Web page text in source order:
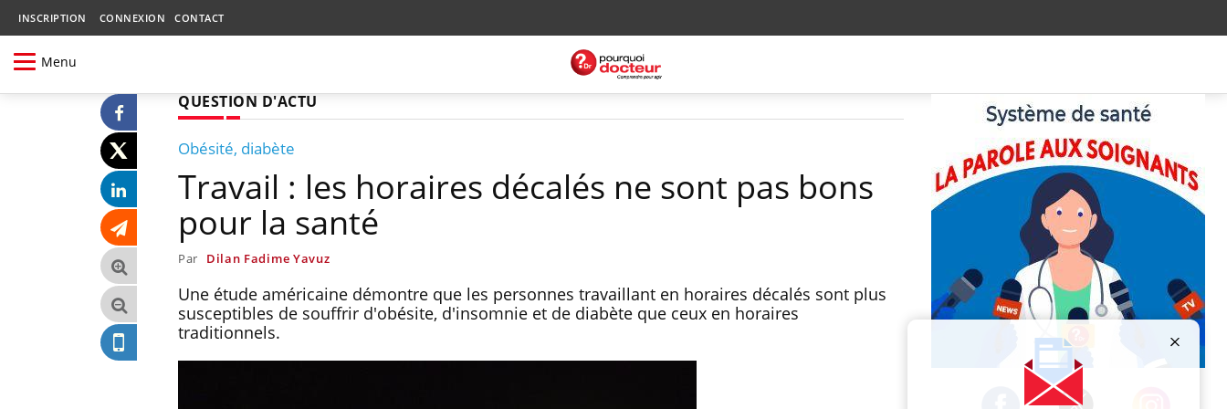
INSCRIPTION CONNEXION CONTACT
Menu
QUESTION D'ACTU
Obésité, diabète
Travail : les horaires décalés ne sont pas bons
pour la santé
Par Dilan Fadime Yavuz
Une étude américaine démontre que les personnes travaillant en horaires décalés sont plus
susceptibles de souffrir d'obésite, d'insomnie et de diabète que ceux en horaires
traditionnels.